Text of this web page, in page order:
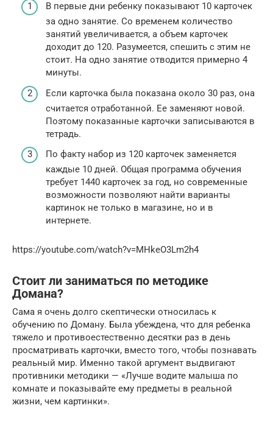
В первые дни ребенку показывают 10 карточек
за одно занятие. Со временем количество
занятий увеличивается, а объем карточек
доходит до 120. Разумеется, спешить с этим не
стоит. На одно занятие отводится примерно 4
минуты.
Если карточка была показана около 30 раз, она
считается отработанной. Ее заменяют новой.
Поэтому показанные карточки записываются в
тетрадь.
По факту набор из 120 карточек заменяется
каждые 10 дней. Общая программа обучения
требует 1440 карточек за год, но современные
возможности позволяют найти варианты
картинок не только в магазине, но и в
интернете.
https://youtube.com/watch?v=MHkeO3Lm2h4
Стоит ли заниматься по методике
Домана?
Сама я очень долго скептически относилась к
обучению по Доману. Была убеждена, что для ребенка
тяжело и противоестественно десятки раз в день
просматривать карточки, вместо того, чтобы познавать
реальный мир. Именно такой аргумент выдвигают
противники методики — «Лучше водите малыша по
комнате и показывайте ему предметы в реальной
жизни, чем картинки».